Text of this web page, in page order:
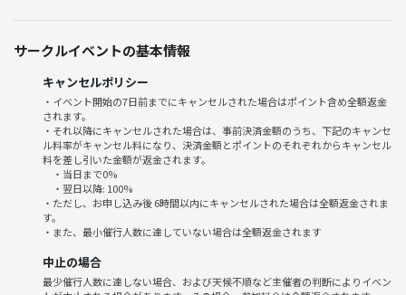
・日本テレビ「井戸端サミット」
都市伝説カフェ会が取り上げられました！
・911の真相を知っていますか？
・人工地震という言葉を聞いた事がありますか？
・食品の裏側と現状を知っていますか？
・朝食は、エジソンが自社のトースターを売る為に広めたものという事
を知っていますか？
・宇宙人がじつはもう地球に来ていると言う話を聞いたことがあります
サークルイベントの基本情報
キャンセルポリシー
・イベント開始の7日前までにキャンセルされた場合はポイント含め全額返金
されます。
・それ以降にキャンセルされた場合は、事前決済金額のうち、下記のキャンセ
ル料率がキャンセル料になり、決済金額とポイントのそれぞれからキャンセル
料を差し引いた金額が返金されます。
・当日まで0%
・翌日以降: 100%
・ただし、お申し込み後 6時間以内にキャンセルされた場合は全額返金されま
す。
・また、最小催行人数に達していない場合は全額返金されます
中止の場合
最少催行人数に達しない場合、および天候不順など主催者の判断によりイベン